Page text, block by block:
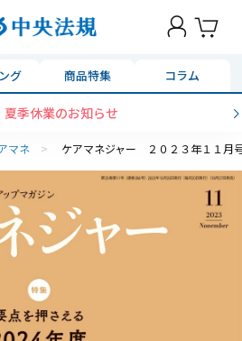
グ 商品特集 コラム
夏季休業のお知らせ
マネ > ケアマネジャー ２０２３年１１月